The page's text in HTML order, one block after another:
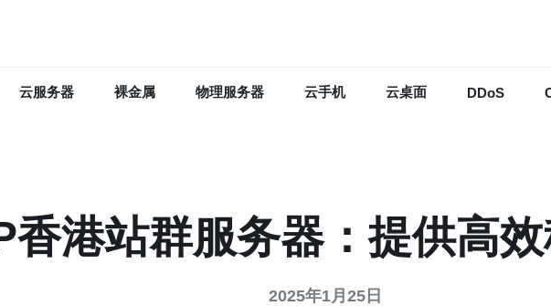
云服务器 裸金属 物理服务器 云手机 云桌面 DDoS
香港站群服务器：提供高
2025年1月25日